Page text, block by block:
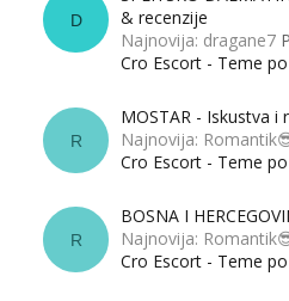
D
& recenzije
Najnovija: dragane7
Cro Escort - Teme
R
MOSTAR - Iskustva i
Najnovija:
Cro Escort - Teme
R
BOSNA I
Najnovija:
Cro Escort - Teme